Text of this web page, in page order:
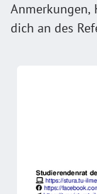
Anmerkungen,
dich an des